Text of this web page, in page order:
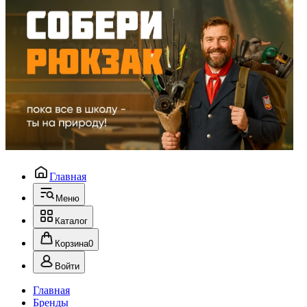
Главная
Меню
Каталог
Корзина0
Войти
Главная
Бренды